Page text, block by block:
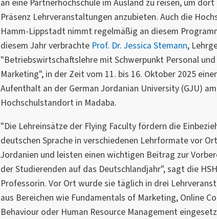
an eine Partnerhochschule im Ausland zu reisen, um dort
Präsenz Lehrveranstaltungen anzubieten. Auch die
Hamm-Lippstadt nimmt regelmäßig an diesem
diesem Jahr verbrachte Prof. Dr. Jessica Stemann,
"Betriebswirtschaftslehre mit Schwerpunkt Personal und
Marketing", in der Zeit vom 11. bis 16. Oktober 2025
Aufenthalt an der German Jordanian University (GJU) am
Hochschulstandort in Madaba.
"Die Lehreinsätze der Flying Faculty fördern die
deutschen Sprache in verschiedenen Lehrformate vor
Jordanien und leisten einen wichtigen Beitrag zur
der Studierenden auf das Deutschlandjahr", sagt die
Professorin. Vor Ort wurde sie täglich in drei
aus Bereichen wie Fundamentals of Marketing, Online
Behaviour oder Human Resource Management